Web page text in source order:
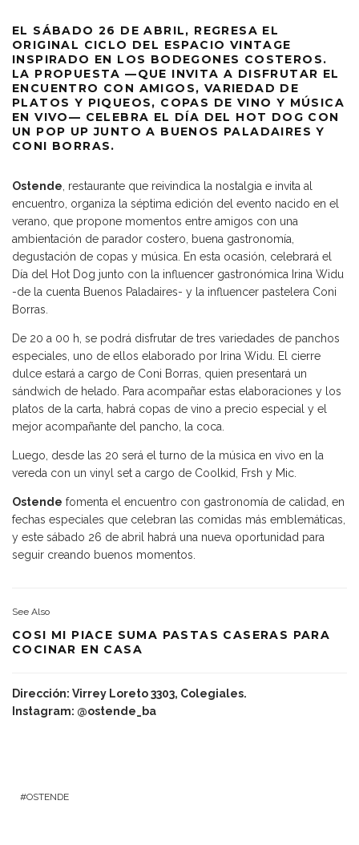
EL SÁBADO 26 DE ABRIL, REGRESA EL
ORIGINAL CICLO DEL ESPACIO VINTAGE
INSPIRADO EN LOS BODEGONES COSTEROS.
LA PROPUESTA —QUE INVITA A DISFRUTAR EL
ENCUENTRO CON AMIGOS, VARIEDAD DE
PLATOS Y PIQUEOS, COPAS DE VINO Y MÚSICA
EN VIVO— CELEBRA EL DÍA DEL HOT DOG CON
UN POP UP JUNTO A BUENOS PALADAIRES Y
CONI BORRAS.
Ostende , restaurante que reivindica la nostalgia e invita al
encuentro, organiza la séptima edición del evento nacido en el
verano, que propone momentos entre amigos con una
ambientación de parador costero, buena gastronomía,
degustación de copas y música. En esta ocasión, celebrará el
Día del Hot Dog junto con la influencer gastronómica Irina Widu
-de la cuenta Buenos Paladaires- y la influencer pastelera Coni
Borras.
De 20 a 00 h, se podrá disfrutar de tres variedades de panchos
especiales, uno de ellos elaborado por Irina Widu. El cierre
dulce estará a cargo de Coni Borras, quien presentará un
sándwich de helado. Para acompañar estas elaboraciones y los
platos de la carta, habrá copas de vino a precio especial y el
mejor acompañante del pancho, la coca.
Luego, desde las 20 será el turno de la música en vivo en la
vereda con un vinyl set a cargo de Coolkid, Frsh y Mic.
Ostende fomenta el encuentro con gastronomía de calidad, en
fechas especiales que celebran las comidas más emblemáticas,
y este sábado 26 de abril habrá una nueva oportunidad para
seguir creando buenos momentos.
See Also
COSI MI PIACE SUMA PASTAS CASERAS PARA
COCINAR EN CASA
Dirección: Virrey Loreto 3303, Colegiales.
Instagram: @ostende_ba
OSTENDE